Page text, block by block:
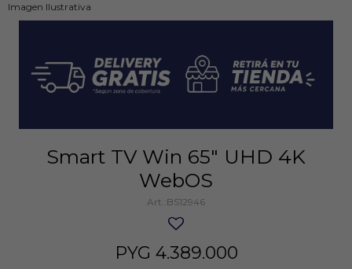
Imagen Ilustrativa
Smart TV Win 65" UHD 4K
WebOS
BS12946
PYG 4.389.000